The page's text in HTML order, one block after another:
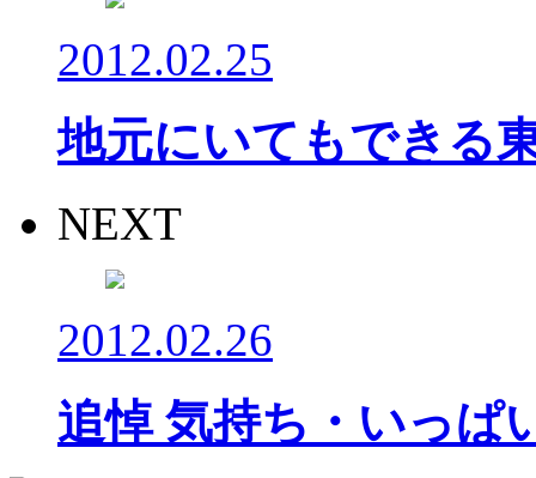
2012.02.25
地元にいてもできる
NEXT
2012.02.26
追悼 気持ち・いっぱ